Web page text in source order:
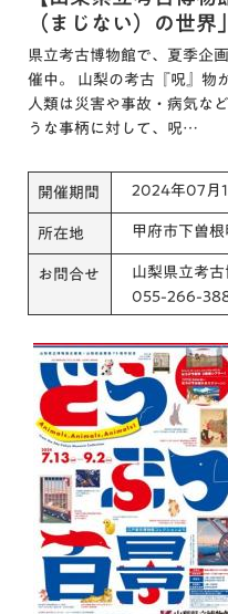
（まじない）の世界
県立考古博物館で、夏季企
催中。 山梨の考古『呪』物
人類は災害や事故・病気な
うな事柄に対して、呪…
開催期間 2024年07月
所在地 甲府市下曽
お問合せ
山梨県立考古
055-266-